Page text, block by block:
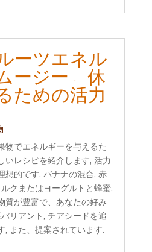
ーツエネル
ージー - 休
ための活力
物でエネルギーを与えるた
いレシピを紹介します, 活力
想的です. バナナの混合, 赤
クまたはヨーグルトと蜂蜜,
質が豊富で、あなたの好み
リアント, チアシードを追
, また、提案されています.